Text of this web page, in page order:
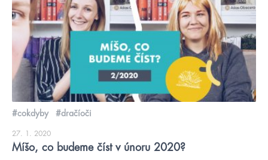
#cokdyby #dračíoči
27. 1. 2020
Míšo, co budeme číst v únoru 2020?